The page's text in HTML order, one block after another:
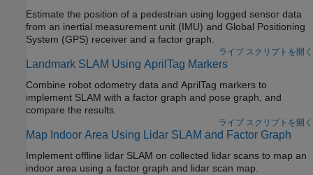
Estimate the position of a pedestrian using logged sensor data
from an inertial measurement unit (IMU) and Global Positioning
System (GPS) receiver and a factor graph.
ライブ スクリプトを開く
Landmark SLAM Using AprilTag Markers
Combine robot odometry data and AprilTag markers to
implement SLAM with a factor graph and pose graph, and
compare the results.
ライブ スクリプトを開く
Map Indoor Area Using Lidar SLAM and Factor Graph
Implement offline lidar SLAM on collected lidar scans to map an
indoor area using a factor graph and lidar scan map.